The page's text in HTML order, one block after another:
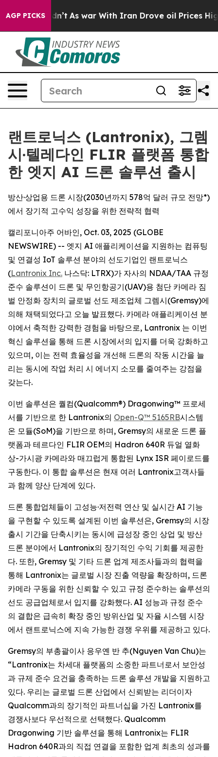
AGP PICKS
Didn’t As war With Iran Drove oil Prices Higher,
랜트로닉스 (Lantronix), 그렘
시·텔레다인 FLIR 플랫폼 통합
한 엣지 AI 드론 솔루션 출시
방산·상업용 드론 시장(2030년까지 578억 달러 규모 전망*)
에서 장기적 고수익 성장을 위한 전략적 협력
캘리포니아주 어바인, Oct. 03, 2025 (GLOBE
NEWSWIRE) -- 엣지 AI 애플리케이션을 지원하는 컴퓨팅
및 연결성 IoT 솔루션 분야의 선도기업인 랜트로닉스
(Lantronix Inc. 나스닥: LTRX)가 자사의 NDAA/TAA 규정
준수 솔루션이 드론 및 무인항공기(UAV)용 첨단 카메라 짐
벌 안정화 장치의 글로벌 선도 제조업체 그렘시(Gremsy)에
의해 채택되었다고 오늘 발표했다. 카메라 애플리케이션 분
야에서 축적한 강력한 경험을 바탕으로, Lantronix 는 이번
혁신 솔루션을 통해 드론 시장에서의 입지를 더욱 강화하고
있으며, 이는 전력 효율성을 개선해 드론의 작동 시간을 늘
리는 동시에 작업 처리 시 에너지 소모를 줄여주는 강점을
갖는다.
이번 솔루션은 퀄컴(Qualcomm®) Dragonwing™ 프로세
서를 기반으로 한 Lantronix의 Open-Q™ 5165RB시스템
온 모듈(SoM)을 기반으로 하며, Gremsy의 새로운 드론 플
랫폼과 테르다인 FLIR OEM의 Hadron 640R 듀얼 열화
상-가시광 카메라와 매끄럽게 통합된 Lynx ISR 페이로드를
구동한다. 이 통합 솔루션은 현재 여러 Lantronix고객사들
과 함께 양산 단계에 있다.
드론 통합업체들이 고성능·저전력 연산 및 실시간 AI 기능
을 구현할 수 있도록 설계된 이번 솔루션은, Gremsy의 시장
출시 기간을 단축시키는 동시에 급성장 중인 상업 및 방산
드론 분야에서 Lantronix의 장기적인 수익 기회를 제공한
다. 또한, Gremsy 및 기타 드론 업계 제조사들과의 협력을
통해 Lantronix는 글로벌 시장 진출 역량을 확장하며, 드론
카메라 구동을 위한 신뢰할 수 있고 규정 준수하는 솔루션의
선도 공급업체로서 입지를 강화했다. AI 성능과 규정 준수
의 결합은 급속히 확장 중인 방위산업 및 자율 시스템 시장
에서 랜트로닉스에 지속 가능한 경쟁 우위를 제공하고 있다.
Gremsy의 부총괄이사 응우옌 반 추(Nguyen Van Chu)는
“Lantronix는 차세대 플랫폼의 소중한 파트너로서 보안성
과 규제 준수 요건을 충족하는 드론 솔루션 개발을 지원하고
있다. 우리는 글로벌 드론 산업에서 신뢰받는 리더이자
Qualcomm과의 장기적인 파트너십을 가진 Lantronix를
경쟁사보다 우선적으로 선택했다. Qualcomm
Dragonwing 기반 솔루션을 통해 Lantronix는 FLIR
Hadron 640R과의 직접 연결을 포함한 업계 최초의 성과를